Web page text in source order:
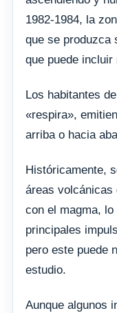
1982-1984, la
que se produzca
que puede
Los habitantes
«respira»,
arriba o hacia
Históricamente,
áreas volcánicas
con el magma,
principales
pero este puede
estudio.
Aunque algunos